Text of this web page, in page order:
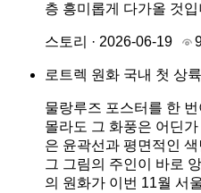
층 흥미롭게 다가올 것입
스토리 · 2026-06-19
로트렉 원화 국내 첫 상
물랑루즈 포스터를 한
몰라도 그 화풍은 어딘
은 윤곽선과 평면적인
그 그림의 주인이 바로
의 원화가 이번 11월 서